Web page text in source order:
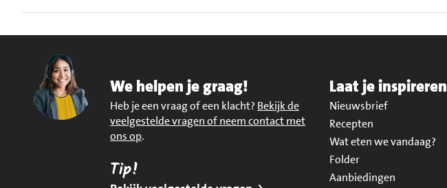
We helpen je graag!
Heb je een vraag of een klacht? Bekijk de
veelgestelde vragen of neem contact met
ons op.
Tip!
Laat je inspireren
Nieuwsbrief
Recepten
Wat eten we vandaag?
Folder
Aanbiedingen